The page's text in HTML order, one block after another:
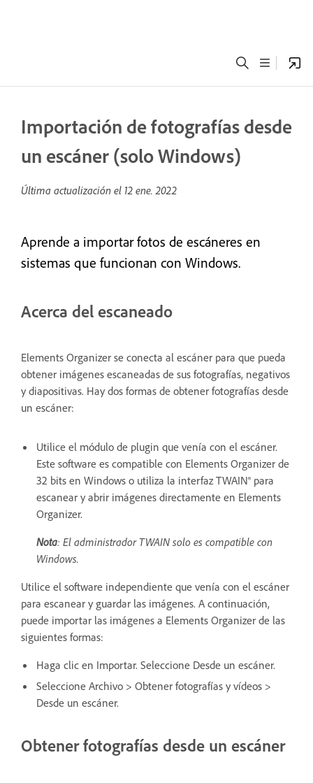
Importación de fotografías desde
un escáner (solo Windows)
Última actualización el 12 ene. 2022
Aprende a importar fotos de escáneres en
sistemas que funcionan con Windows.
Acerca del escaneado
Elements Organizer se conecta al escáner para que pueda
obtener imágenes escaneadas de sus fotografías, negativos
y diapositivas. Hay dos formas de obtener fotografías desde
un escáner:
Utilice el módulo de plugin que venía con el escáner.
Este software es compatible con Elements Organizer de
32 bits en Windows o utiliza la interfaz TWAIN® para
escanear y abrir imágenes directamente en Elements
Organizer.
Nota: El administrador TWAIN solo es compatible con
Windows.
Utilice el software independiente que venía con el escáner
para escanear y guardar las imágenes. A continuación,
puede importar las imágenes a Elements Organizer de las
siguientes formas:
Haga clic en Importar. Seleccione Desde un escáner.
Seleccione Archivo > Obtener fotografías y vídeos >
Desde un escáner.
Obtener fotografías desde un escáner